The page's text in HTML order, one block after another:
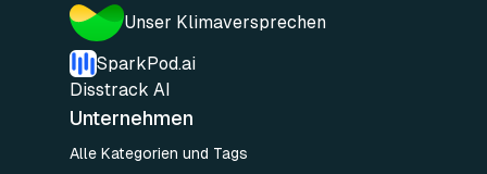
Unser Klimaversprechen
SparkPod.ai
Disstrack AI
Unternehmen
Alle Kategorien und Tags